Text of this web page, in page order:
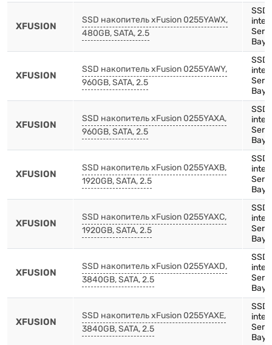
XFUSION
SSD накопитель xFusion 0255YAWX,
480GB, SATA, 2.5
Bay)
XFUSION
SSD накопитель xFusion 0255YAWY,
960GB, SATA, 2.5
Bay)
XFUSION
SSD накопитель xFusion 0255YAXA,
960GB, SATA, 2.5
Bay)
XFUSION
SSD накопитель xFusion 0255YAXB,
1920GB, SATA, 2.5
Bay)
XFUSION
SSD накопитель xFusion 0255YAXC,
1920GB, SATA, 2.5
Bay)
XFUSION
SSD накопитель xFusion 0255YAXD,
3840GB, SATA, 2.5
Bay)
XFUSION
SSD накопитель xFusion 0255YAXE,
3840GB, SATA, 2.5
Bay)